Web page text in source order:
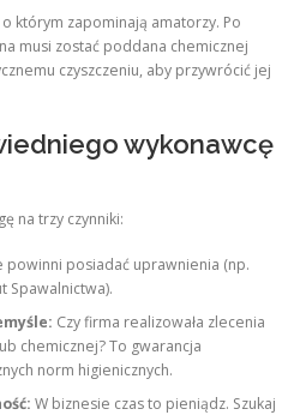
którym zapominają amatorzy. Po
musi zostać poddana chemicznej
czyszczeniu, aby przywrócić jej
wykonawcę
na trzy czynniki:
powinni posiadać uprawnienia (np.
Spawalnictwa).
Czy firma realizowała zlecenia
chemicznej? To gwarancja
norm higienicznych.
W biznesie czas to pieniądz. Szukaj